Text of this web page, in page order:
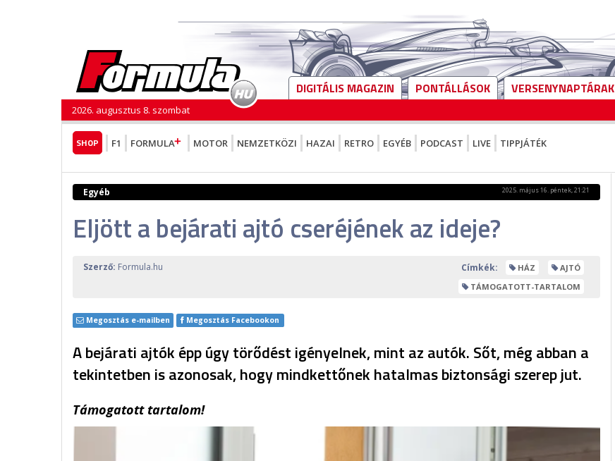
DIGITÁLIS MAGAZIN PONTÁLLÁSOK VERSENYNAPTÁRAK
2026. augusztus 8. szombat
SHOP F1 FORMULA MOTOR NEMZETKÖZI HAZAI RETRO EGYÉB PODCAST LIVE TIPPJÁTÉK
Egyéb 2025. május 16. péntek, 21:21
Eljött a bejárati ajtó cseréjének az ideje?
Szerző: Formula.hu Címkék: HÁZ
AJTÓ
TÁMOGATOTT-TARTALOM
Megosztás e-mailben Megosztás Facebookon
A bejárati ajtók épp úgy törődést igényelnek, mint az autók. Sőt, még abban a
tekintetben is azonosak, hogy mindkettőnek hatalmas biztonsági szerep jut.
Támogatott tartalom!